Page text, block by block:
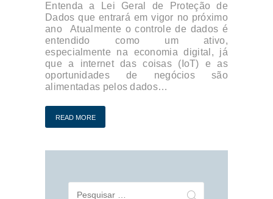
Entenda a Lei Geral de Proteção de
Dados que entrará em vigor no próximo
ano Atualmente o controle de dados é
entendido como um ativo,
especialmente na economia digital, já
que a internet das coisas (IoT) e as
oportunidades de negócios são
alimentadas pelos dados…
READ MORE